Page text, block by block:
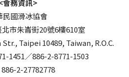
會務資訊>
民國滑冰協會
市朱崙街20號6樓610室
Taipei 10489, Taiwan, R.O.C.
1451／886-2-8771-1503
886-2-27782778